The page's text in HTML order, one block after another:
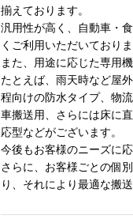
揃えております。
汎用性が高く、自動車・
くご利用いただいておりま
また、用途に応じた専用
たとえば、雨天時など屋
程向けの防水タイプ、物
車搬送用、さらには床に
応型などがございます。
今後もお客様のニーズに
さらに、お客様ごとの個
り、それにより最適な搬